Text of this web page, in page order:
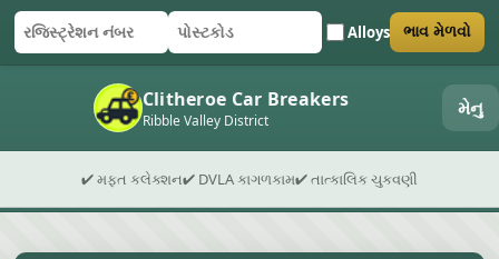
રજિસ્ટ્રેશન નંબર
પોસ્ટકોડ Alloys
ફોર્મ સબમિટ કરો ભાવ મેળવો
Clitheroe Car Breakers
Ribble Valley District મેનુ
✔ મફત કલેક્શન✔ DVLA કાગળકામ✔ તાત્કાલિક ચુકવણી